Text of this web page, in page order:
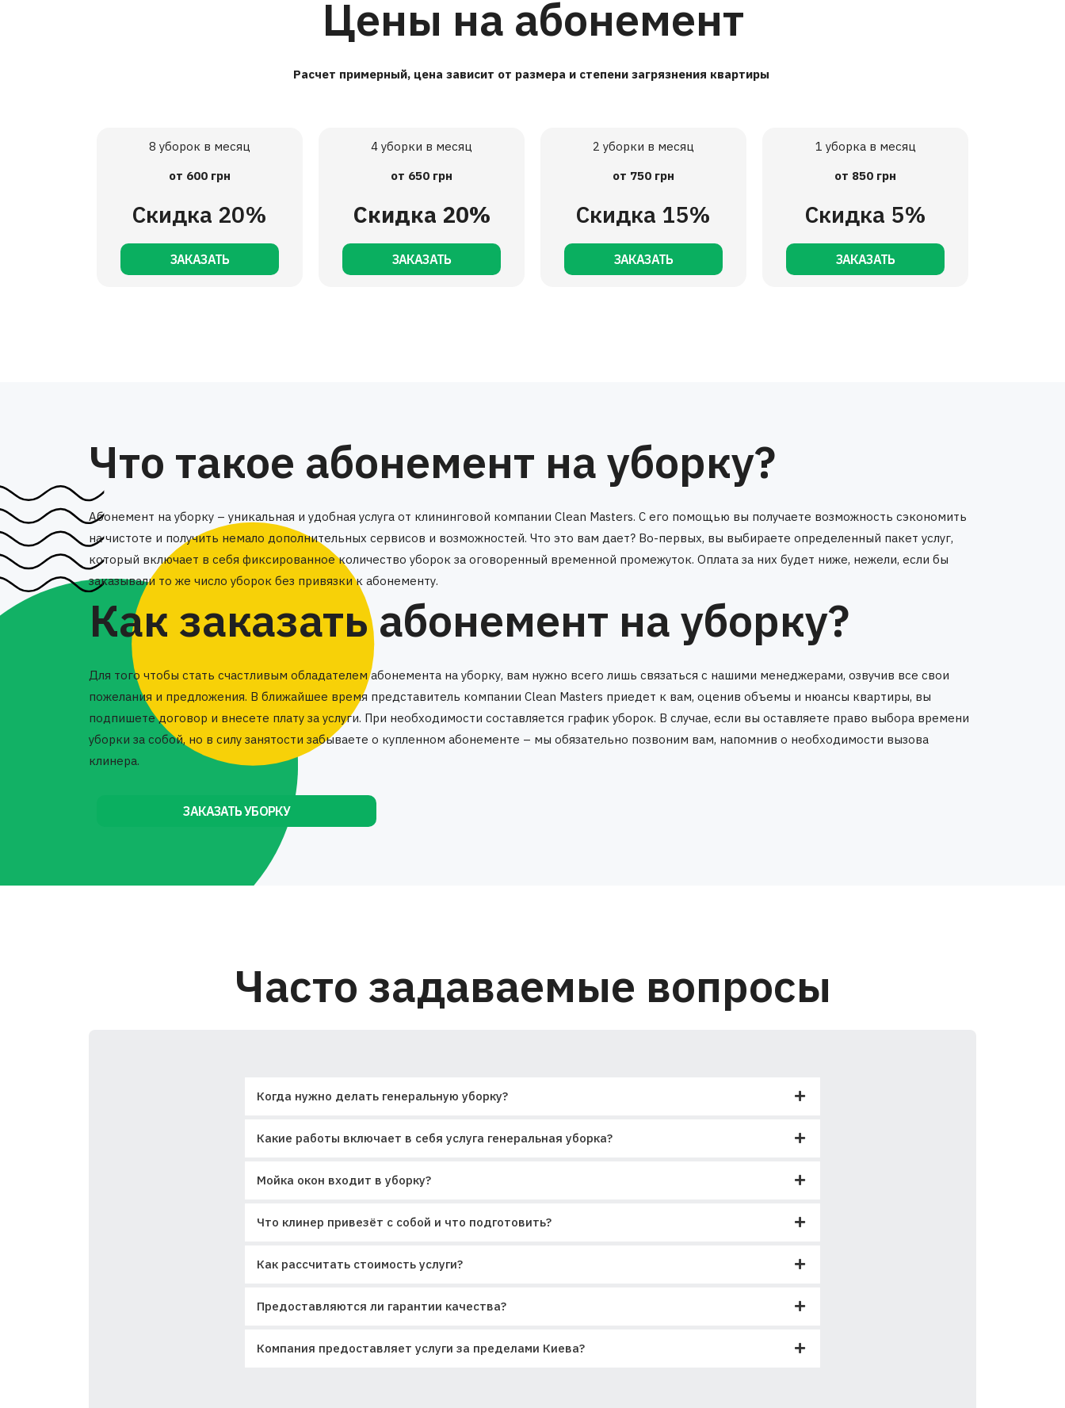
Цены на абонемент​
Расчет примерный, цена зависит от размера и степени загрязнения квартиры
8 уборок в месяц
от 600 грн
Скидка 20%
ЗАКАЗАТЬ
4 уборки в месяц
от 650 грн
Скидка 20%
ЗАКАЗАТЬ
2 уборки в месяц
от 750 грн
Скидка 15%
ЗАКАЗАТЬ
1 уборка в месяц
от 850 грн
Скидка 5%
ЗАКАЗАТЬ
Что такое абонемент на уборку?
Абонемент на уборку – уникальная и удобная услуга от клининговой компании Clean Masters. С его помощью вы получаете возможность сэкономить
на чистоте и получить немало дополнительных сервисов и возможностей. Что это вам дает? Во-первых, вы выбираете определенный пакет услуг,
который включает в себя фиксированное количество уборок за оговоренный временной промежуток. Оплата за них будет ниже, нежели, если бы
заказывали то же число уборок без привязки к абонементу.
Как заказать абонемент на уборку?
Для того чтобы стать счастливым обладателем абонемента на уборку, вам нужно всего лишь связаться с нашими менеджерами, озвучив все свои
пожелания и предложения. В ближайшее время представитель компании Clean Masters приедет к вам, оценив объемы и нюансы квартиры, вы
подпишете договор и внесете плату за услуги. При необходимости составляется график уборок. В случае, если вы оставляете право выбора времени
уборки за собой, но в силу занятости забываете о купленном абонементе – мы обязательно позвоним вам, напомнив о необходимости вызова
клинера.
ЗАКАЗАТЬ УБОРКУ
Часто задаваемые вопросы
Когда нужно делать генеральную уборку?
Какие работы включает в себя услуга генеральная уборка?
Мойка окон входит в уборку?
Что клинер привезёт с собой и что подготовить?
Как рассчитать стоимость услуги?
Предоставляются ли гарантии качества?
Компания предоставляет услуги за пределами Киева?